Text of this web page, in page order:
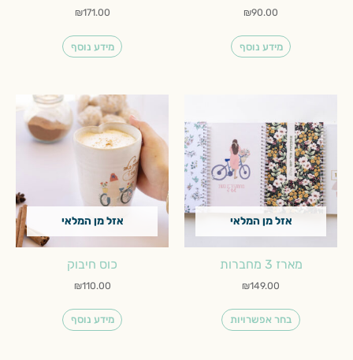
₪90.00
מידע נוסף
₪171.00
מידע נוסף
אזל מן המלאי
מארז 3 מחברות
₪149.00
בחר אפשרויות
מספר
סוגים.
ניתן
לבחור
אזל מן המלאי
כוס חיבוק
₪110.00
מידע נוסף